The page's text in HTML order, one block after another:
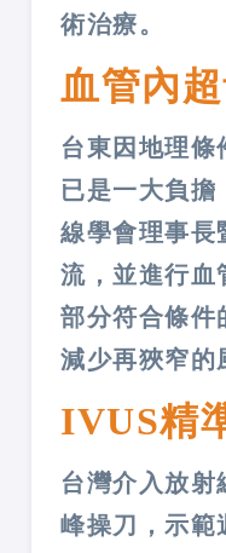
術治療。
血管內
台東因地理
已是一大負擔
線學會理事長
流，並進行血
部分符合條件
減少再狹窄的
IVUS精
台灣介入放射
峰操刀，示範